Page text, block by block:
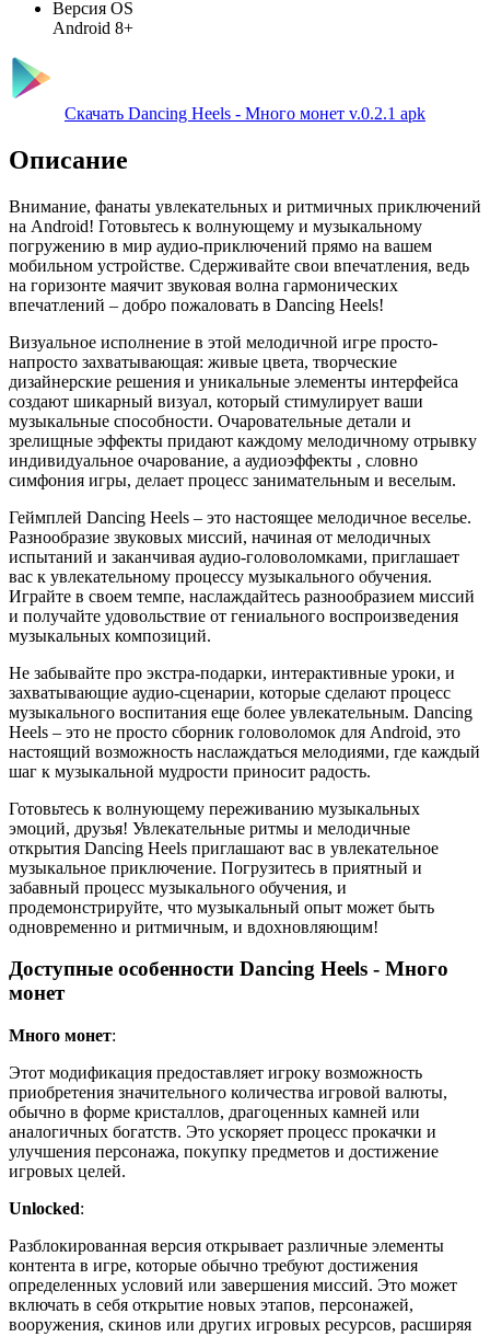
Версия OS
Android 8+
Скачать Dancing Heels - Много монет v.0.2.1 apk
Описание
Внимание, фанаты увлекательных и ритмичных приключений
на Android! Готовьтесь к волнующему и музыкальному
погружению в мир аудио-приключений прямо на вашем
мобильном устройстве. Сдерживайте свои впечатления, ведь
на горизонте маячит звуковая волна гармонических
впечатлений – добро пожаловать в Dancing Heels!
Визуальное исполнение в этой мелодичной игре просто-
напросто захватывающая: живые цвета, творческие
дизайнерские решения и уникальные элементы интерфейса
создают шикарный визуал, который стимулирует ваши
музыкальные способности. Очаровательные детали и
зрелищные эффекты придают каждому мелодичному отрывку
индивидуальное очарование, а аудиоэффекты , словно
симфония игры, делает процесс занимательным и веселым.
Геймплей Dancing Heels – это настоящее мелодичное веселье.
Разнообразие звуковых миссий, начиная от мелодичных
испытаний и заканчивая аудио-головоломками, приглашает
вас к увлекательному процессу музыкального обучения.
Играйте в своем темпе, наслаждайтесь разнообразием миссий
и получайте удовольствие от гениального воспроизведения
музыкальных композиций.
Не забывайте про экстра-подарки, интерактивные уроки, и
захватывающие аудио-сценарии, которые сделают процесс
музыкального воспитания еще более увлекательным. Dancing
Heels – это не просто сборник головоломок для Android, это
настоящий возможность наслаждаться мелодиями, где каждый
шаг к музыкальной мудрости приносит радость.
Готовьтесь к волнующему переживанию музыкальных
эмоций, друзья! Увлекательные ритмы и мелодичные
открытия Dancing Heels приглашают вас в увлекательное
музыкальное приключение. Погрузитесь в приятный и
забавный процесс музыкального обучения, и
продемонстрируйте, что музыкальный опыт может быть
одновременно и ритмичным, и вдохновляющим!
Доступные особенности Dancing Heels - Много
монет
Много монет:
Этот модификация предоставляет игроку возможность
приобретения значительного количества игровой валюты,
обычно в форме кристаллов, драгоценных камней или
аналогичных богатств. Это ускоряет процесс прокачки и
улучшения персонажа, покупку предметов и достижение
игровых целей.
Unlocked:
Разблокированная версия открывает различные элементы
контента в игре, которые обычно требуют достижения
определенных условий или завершения миссий. Это может
включать в себя открытие новых этапов, персонажей,
вооружения, скинов или других игровых ресурсов, расширяя